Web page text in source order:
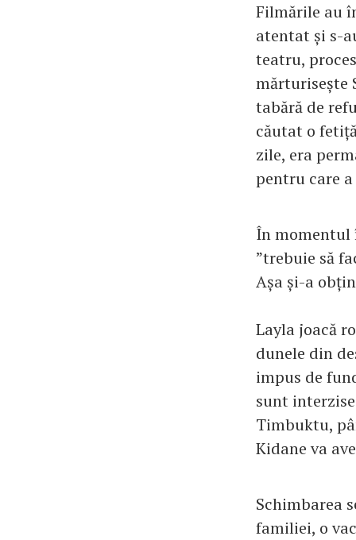
Filmările au
atentat și s-
teatru,
mărturisește
tabără de
căutat o
zile, era
pentru care
În momentul
”trebuie să
Așa și-a
Layla joacă
dunele din
impus de
sunt
Timbuktu,
Kidane va
Schimbarea
familiei, o